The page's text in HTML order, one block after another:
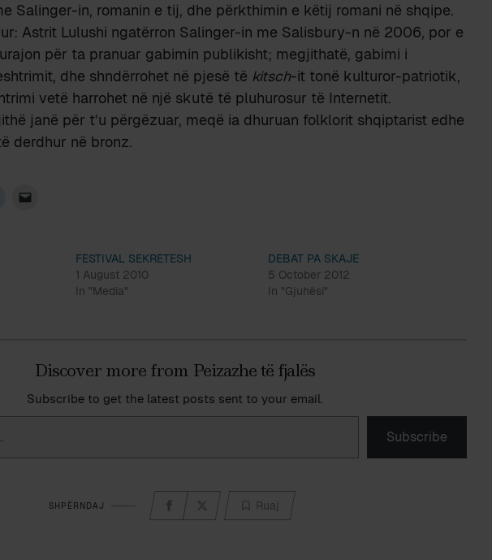
Salinger-in, romanin e tij, dhe përkthimin e këtij romani në shqipe.
Astrit Lulushi ngatërron Salinger-in me Salisbury-n në 2006, por e
për ta pranuar gabimin publikisht; megjithatë, gabimi i
dhe shndërrohet në pjesë të kitsch-it tonë kulturor-patriotik,
vetë harrohet në një skutë të pluhurosur të Internetit.
janë për t’u përgëzuar, meqë ia dhuruan folklorit shqiptarist edhe
derdhur në bronz.
FESTIVAL SEKRETESH
1 August 2010
In "Media"
DEBAT PA SKAJE
5 October 2012
In "Gjuhësi"
Discover more from Peizazhe të fjalës
Subscribe to get the latest posts sent to your email.
Subscribe
SHPËRNDAJ Ruaj